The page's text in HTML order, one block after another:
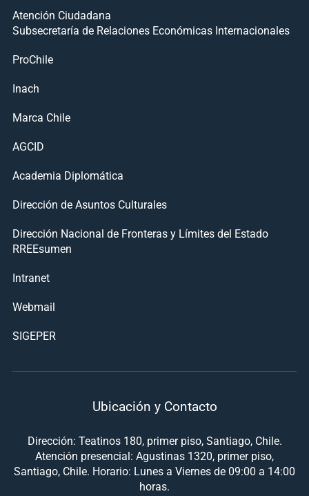
Atención Ciudadana
Subsecretaría de Relaciones Económicas Internacionales
ProChile
Inach
Marca Chile
AGCID
Academia Diplomática
Dirección de Asuntos Culturales
Dirección Nacional de Fronteras y Límites del Estado
RREEsumen
Intranet
Webmail
SIGEPER
Ubicación y Contacto
Dirección: Teatinos 180, primer piso, Santiago, Chile.
Atención presencial: Agustinas 1320, primer piso,
Santiago, Chile. Horario: Lunes a Viernes de 09:00 a 14:00
horas.